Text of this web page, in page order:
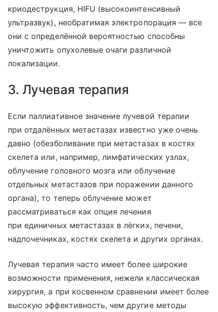
криодеструкция, HIFU (высокоинтенсивный
ультразвук), необратимая электропорация — все
они с определённой вероятностью способны
уничтожить опухолевые очаги различной
локализации.
3. Лучевая терапия
Если паллиативное значение лучевой терапии
при отдалённых метастазах известно уже очень
давно (обезболивание при метастазах в костях
скелета или, например, лимфатических узлах,
облучение головного мозга или облучение
отдельных метастазов при поражении данного
органа), то теперь облучение может
рассматриваться как опция лечения
при единичных метастазах в лёгких, печени,
надпочечниках, костях скелета и других органах.
Лучевая терапия часто имеет более широкие
возможности применения, нежели классическая
хирургия, а при косвенном сравнении имеет более
высокую эффективность, чем другие методы